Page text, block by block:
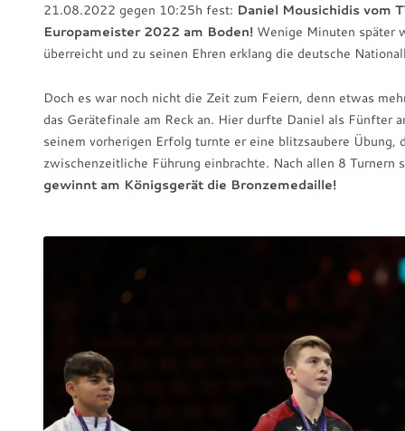
21.08.2022 gegen 10:25h fest: Daniel Mousichidis vom
Europameister 2022 am Boden! Wenige Minuten später
überreicht und zu seinen Ehren erklang die deutsche
Doch es war noch nicht die Zeit zum Feiern, denn etwas
das Gerätefinale am Reck an. Hier durfte Daniel als Fünfter
seinem vorherigen Erfolg turnte er eine blitzsaubere
zwischenzeitliche Führung einbrachte. Nach allen 8 Turnern
gewinnt am Königsgerät die Bronzemedaille!